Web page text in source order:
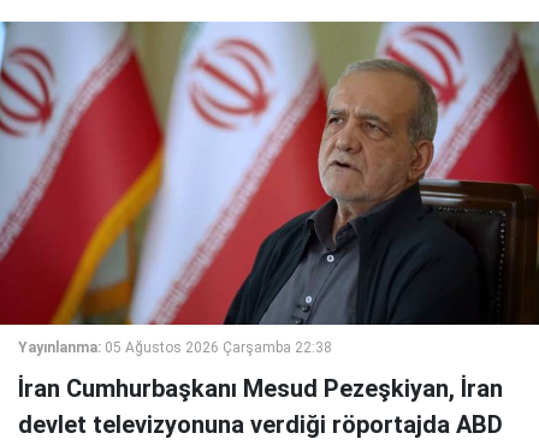
Yayınlanma: 05 Ağustos 2026 Çarşamba 22:38
İran Cumhurbaşkanı Mesud Pezeşkiyan, İran
devlet televizyonuna verdiği röportajda ABD